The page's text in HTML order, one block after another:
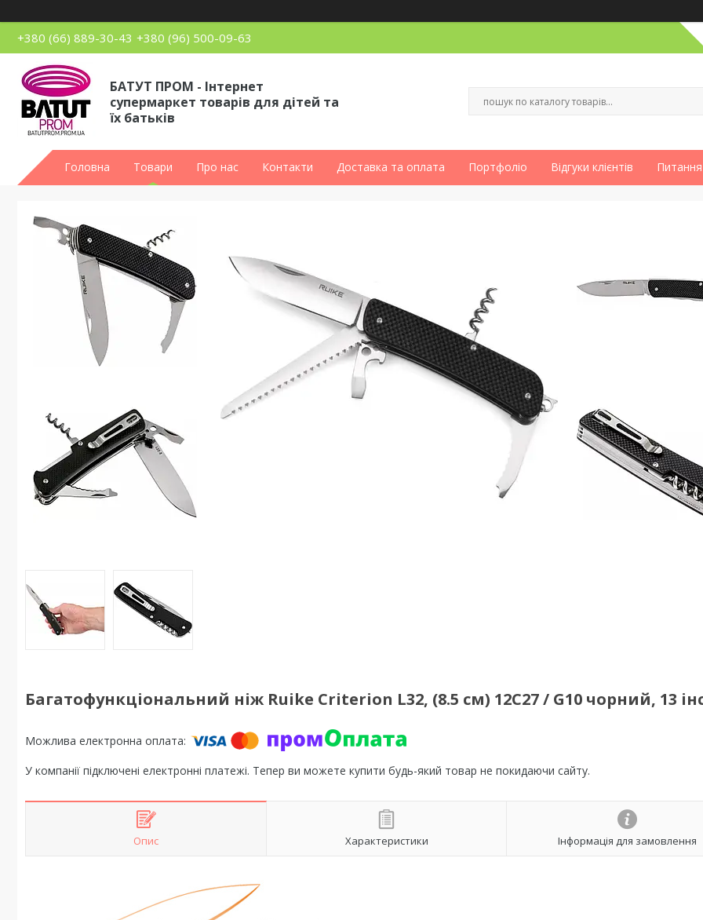
+380 (66) 889-30-43 +380 (96) 500-09-63
БАТУТ ПРОМ - Інтернет
супермаркет товарів для дітей та
їх батьків
Головна Товари Про нас Контакти Доставка та оплата Портфоліо Відгуки клієнтів Питання
Багатофункціональний ніж Ruike Criterion L32, (8.5 см) 12C27 / G10 чорний, 13
У компанії підключені електронні платежі. Тепер ви можете купити будь-який товар не покидаючи сайту.
Опис Характеристики Інформація для замовлення